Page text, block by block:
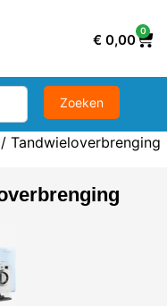
€ 0,00
0
/ Tandwieloverbrenging